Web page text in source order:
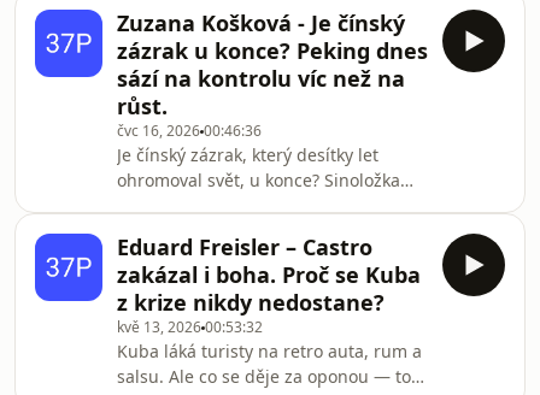
sexuální nátlak od podpo
Josef Kraus z Masarykovy univerzity
vysvětluje, proč se pozornost světa
upírá špatným směrem. Zatímco se
mluví o jaderném programu, skutečná
páka Íránu je ropná tepna, kterou
proudí téměř třetina světové ropy. Co
se stane, když ji Írán zavře? Chystají
USA pozemní inv
Zuzana Košková - Je čínský
zázrak u konce? Peking dnes
sází na kontrolu víc než na
růst.
čvc 16, 202600:46:36
Je čínský zázrak, který desítky let
ohromoval svět, u konce? Sinoložka
na růst, a co to znamená pro Evropu i
pro nás.Po desetiletí dvouciferného
růstu čínská ekonomika viditelně
zpomaluje. Otázka, kterou v tomto
rozhovoru rozebíráme, ale zní jinak:
jde o řízené rozhodnutí, nebo o krizi,
Eduard Freisler – Castro
zakázal i boha. Proč se Kuba
z krize nikdy nedostane?
kvě 13, 202600:53:32
Kuba láká turisty na retro auta, rum a
salsu. Ale co se děje za oponou — to